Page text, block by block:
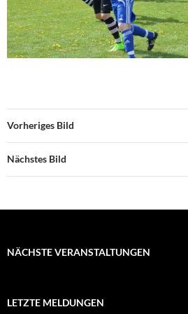
Vorheriges Bild
Nächstes Bild
NÄCHSTE VERANSTALTUNGEN
LETZTE MELDUNGEN